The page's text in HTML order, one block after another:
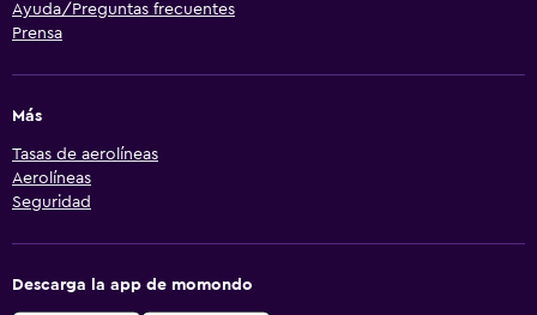
Ayuda/Preguntas frecuentes
Prensa
Más
Tasas de aerolíneas
Aerolíneas
Seguridad
Descarga la app de momondo